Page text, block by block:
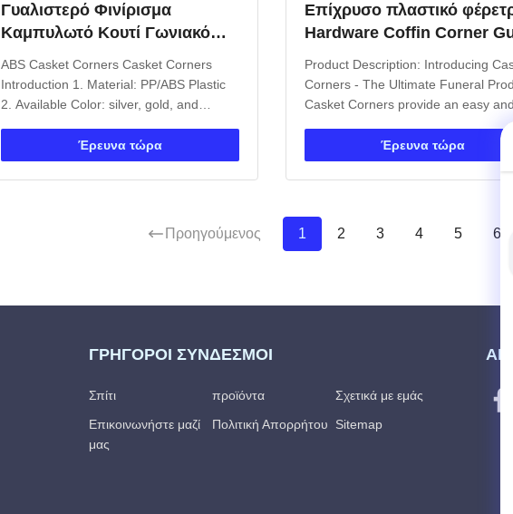
Γυαλιστερό Φινίρισμα
Καμπυλωτό Κουτί Γωνιακό
Σοβατεπί με Σκαλιστή
Ανάγλυφη Υφή Λουλουδιών
ABS Casket Corners​ Casket Corners​
Introduction 1. Material: PP/ABS Plastic
2. Available Color: silver, gold, and
polybag, then in carton. 4. More models
are available. 5. ISO certificate and OEM
service available. Casket Corners
Έρευνα τώρα
Επίχρυσο πλαστικό
Hardware Coffin Corner
Funeral Coffin Εξάρτημα
Product Description: Introducing
Corners - The Ultimate Funeral
Casket Corners provide an easy and
stylish way to decorate your casket
beautiful, timeless look. Our
perfect for any funeral home, large or
small. Manufactured by a leading
Έρευνα τώρα
Προηγούμενος 1 2 3 4 5 6
ΓΡΉΓΟΡΟΙ ΣΎΝΔΕΣΜΟΙ
Σπίτι προϊόντα
Σχετικά με εμάς
Επικοινωνήστε μαζί
μας
Πολιτική Απορρήτου Sitemap